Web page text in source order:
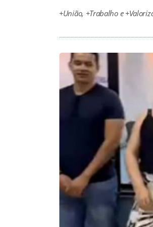
+União, +Trabalho e